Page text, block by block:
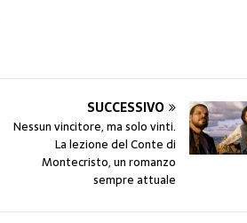
SUCCESSIVO
Nessun vincitore, ma solo vinti.
La lezione del Conte di
Montecristo, un romanzo
sempre attuale